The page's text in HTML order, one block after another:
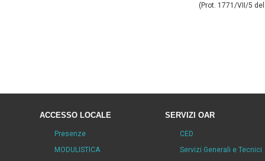
(Prot. 1771/VII/5
ACCESSO LOCALE
Presenze
MODULISTICA
SERVIZI OAR
CED
Servizi Generali e Tecnici